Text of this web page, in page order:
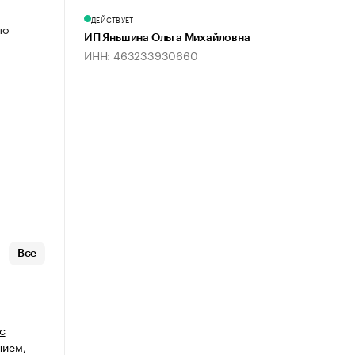
Все
ДЕЙСТВУЕТ
ИП Яньшина Ольга Михайловна
ИНН: 463233930660